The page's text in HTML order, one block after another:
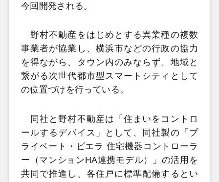
今回開発される。
野村不動産をはじめとする異業種の複数
事業者が協業し、横浜市などの行政の協力
を得ながら、タウン内のみならず、地域と
繋がる次世代都市型スマートシティとして
の位置づけを行っている。
同社と野村不動産は「住まいをコントロ
ールするデバイス」として、同社製の「プ
ライベート・ビエラ 住宅機器コントローラ
ー（マンションHA連携モデル）」の活用を
共同で推進し、各住戸に標準配備するとい